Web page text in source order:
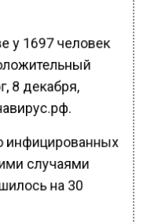
у 1697 человек
8 декабря,
инфицированных
на 30